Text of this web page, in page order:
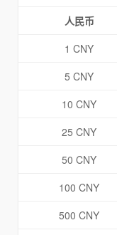
人民币
1 CNY
5 CNY
10 CNY
25 CNY
50 CNY
100 CNY
500 CNY